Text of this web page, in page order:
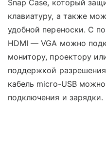
Snap Case, который
клавиатуру, а также
удобной переноски. С
HDMI — VGA можно
монитору, проектору
поддержкой
кабель micro-USB
подключения и зарядки.